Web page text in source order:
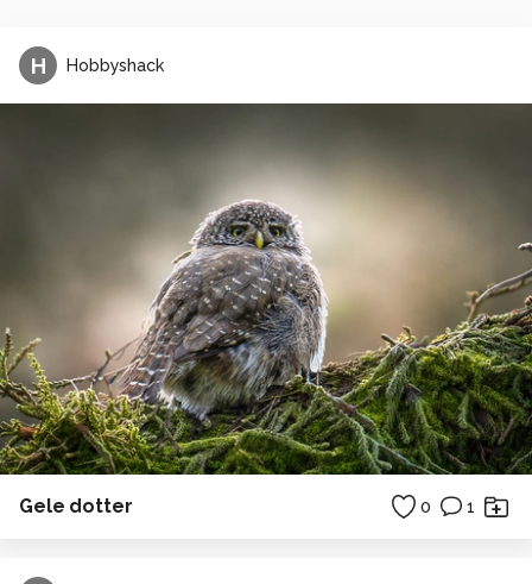
H Hobbyshack
Gele dotter 0 1